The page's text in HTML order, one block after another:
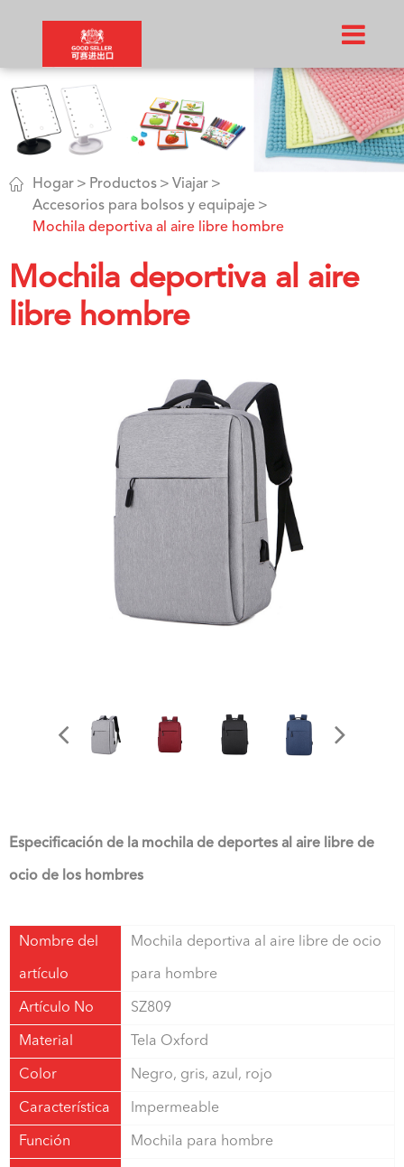
 Hogar Productos
Viajar
Accesorios para bolsos y equipaje
Mochila deportiva al aire libre hombre
Mochila deportiva al aire
libre hombre
Especificación de la mochila de deportes al aire libre de
ocio de los hombres
Nombre del
artículo
Mochila deportiva al aire libre de ocio
para hombre
Artículo No SZ809
Material Tela Oxford
Color Negro, gris, azul, rojo
Característica Impermeable
Función Mochila para hombre